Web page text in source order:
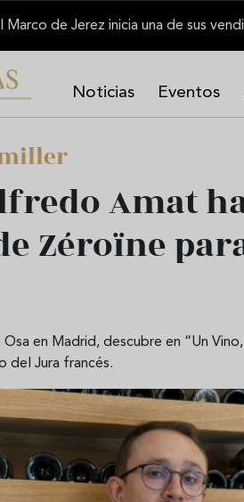
Noticias Eventos
Amat
Zéroïne
en Madrid, descubre en “Un
del Jura francés.
Sopa fría de sandía: el
que querrás repetir todo
verano